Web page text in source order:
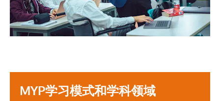
MYP学习模式和学科领域